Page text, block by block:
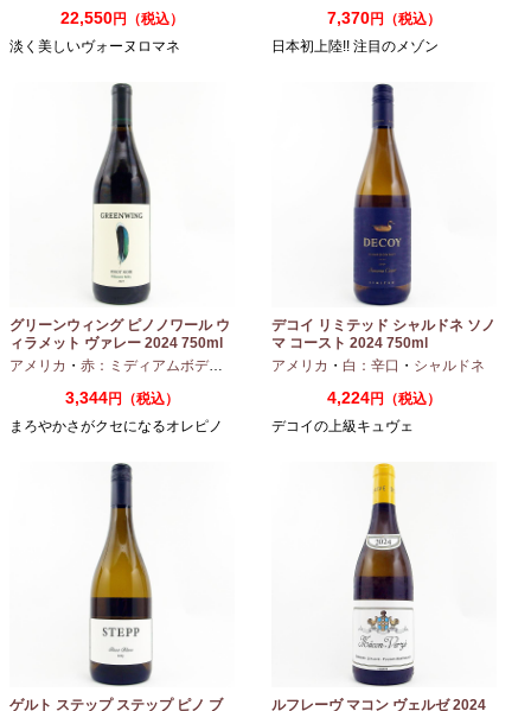
22,550円（税込）
淡く美しいヴォーヌロマネ
7,370円（税込）
日本初上陸!! 注目のメゾン
グリーンウィング ピノノワール ウ
ィラメット ヴァレー 2024 750ml
アメリカ ・ 赤：ミディアムボディ ピノノワール
3,344円（税込）
まろやかさがクセになるオレピノ
デコイ リミテッド シャルドネ ソノ
マ コースト 2024 750ml
アメリカ ・ 白：辛口 ・ シャルドネ
4,224円（税込）
デコイの上級キュヴェ
ゲルト ステップ ステップ ピノ ブ
ルフレーヴ マコン ヴェルゼ 2024